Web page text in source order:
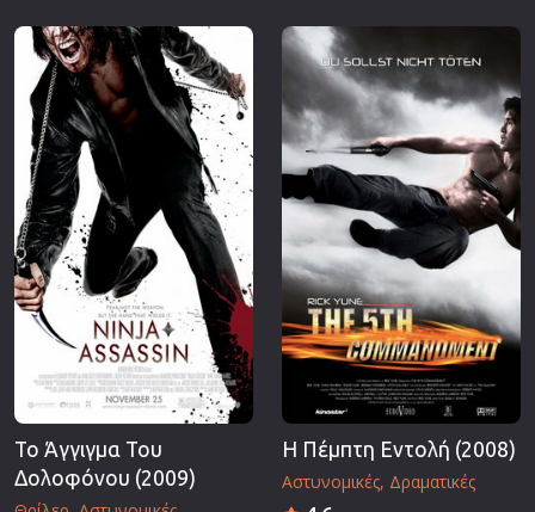
Το Άγγιγμα Του
Δολοφόνου (2009)
Η Πέμπτη Εντολή (2008)
Αστυνομικές Δραματικές